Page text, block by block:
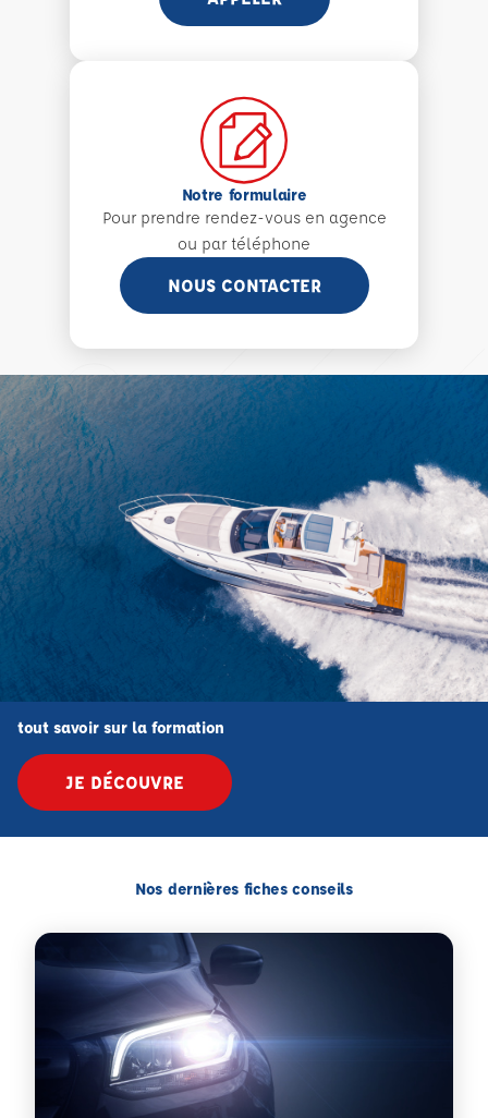
Notre formulaire
Pour prendre rendez-vous en agence
ou par téléphone
NOUS CONTACTER
tout savoir sur la formation
JE DÉCOUVRE
Nos dernières fiches conseils